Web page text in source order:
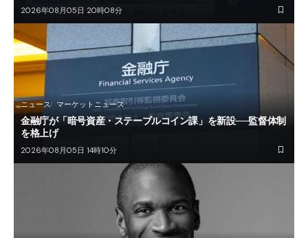
2026年08月05日 20時08分
ニュース マーケットニュース
金融庁が「暗号資産・ステーブルコイン課」を新設──監督体制
を格上げ
2026年08月05日 14時10分